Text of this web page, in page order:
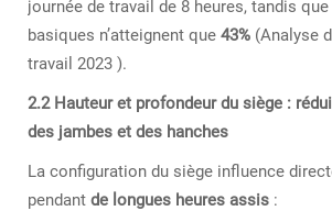
journée de travail de 8 heures, tandis
basiques n’atteignent que 43% (Analyse
travail 2023 ).
2.2 Hauteur et profondeur du siège :
des jambes et des hanches
La configuration du siège influence
pendant de longues heures assis :